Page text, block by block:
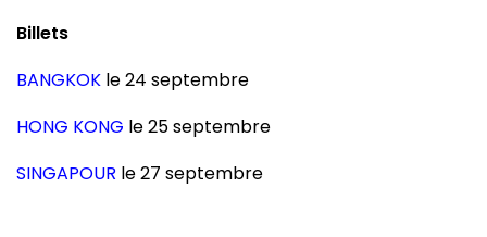
Billets
BANGKOK le 24 septembre
HONG KONG le 25 septembre
SINGAPOUR le 27 septembre